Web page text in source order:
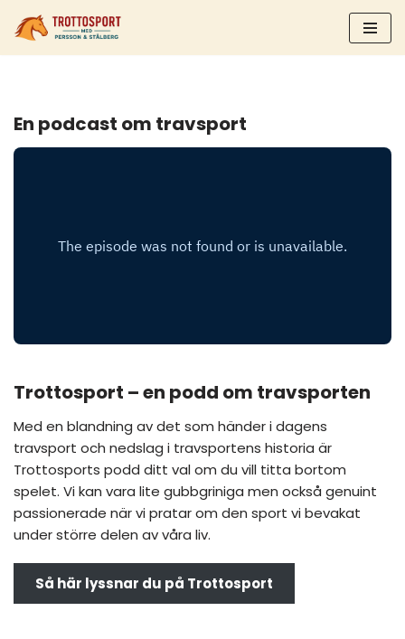
En podcast om travsport
Trottosport – en podd om travsporten
Med en blandning av det som händer i dagens
travsport och nedslag i travsportens historia är
Trottosports podd ditt val om du vill titta bortom
spelet. Vi kan vara lite gubbgriniga men också genuint
passionerade när vi pratar om den sport vi bevakat
under större delen av våra liv.
Så här lyssnar du på Trottosport